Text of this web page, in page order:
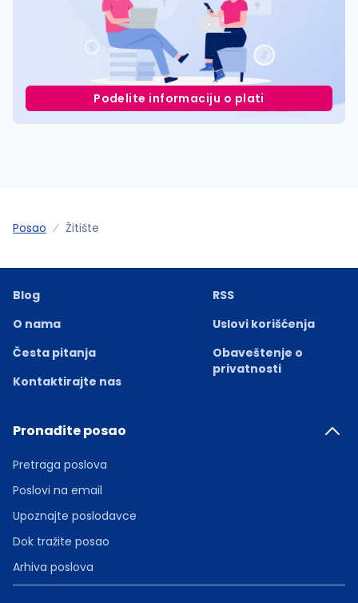
Podelite informaciju o plati
Posao Žitište
Blog
O nama
Česta pitanja
Kontaktirajte nas
RSS
Uslovi korišćenja
Obaveštenje o
privatnosti
Pronađite posao
Pretraga poslova
Poslovi na email
Upoznajte poslodavce
Dok tražite posao
Arhiva poslova